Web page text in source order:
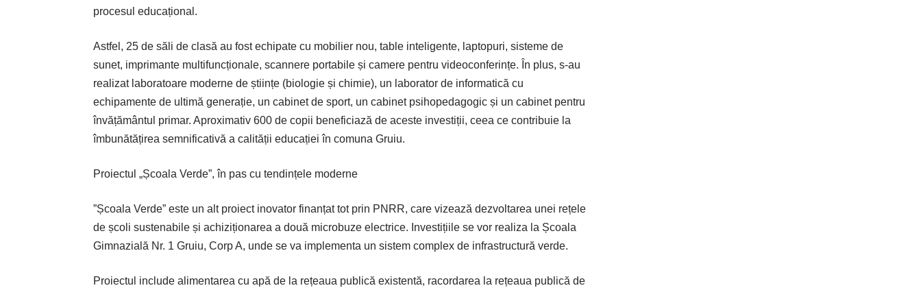
procesul educațional.
Astfel, 25 de săli de clasă au fost echipate cu mobilier nou, table inteligente, laptopuri, sisteme de
sunet, imprimante multifuncționale, scannere portabile și camere pentru videoconferințe. În plus, s-au
realizat laboratoare moderne de științe (biologie și chimie), un laborator de informatică cu
echipamente de ultimă generație, un cabinet de sport, un cabinet psihopedagogic și un cabinet pentru
învățământul primar. Aproximativ 600 de copii beneficiază de aceste investiții, ceea ce contribuie la
îmbunătățirea semnificativă a calității educației în comuna Gruiu.
Proiectul „Școala Verde”, în pas cu tendințele moderne
”Școala Verde” este un alt proiect inovator finanțat tot prin PNRR, care vizează dezvoltarea unei rețele
de școli sustenabile și achiziționarea a două microbuze electrice. Investițiile se vor realiza la Școala
Gimnazială Nr. 1 Gruiu, Corp A, unde se va implementa un sistem complex de infrastructură verde.
Proiectul include alimentarea cu apă de la rețeaua publică existentă, racordarea la rețeaua publică de